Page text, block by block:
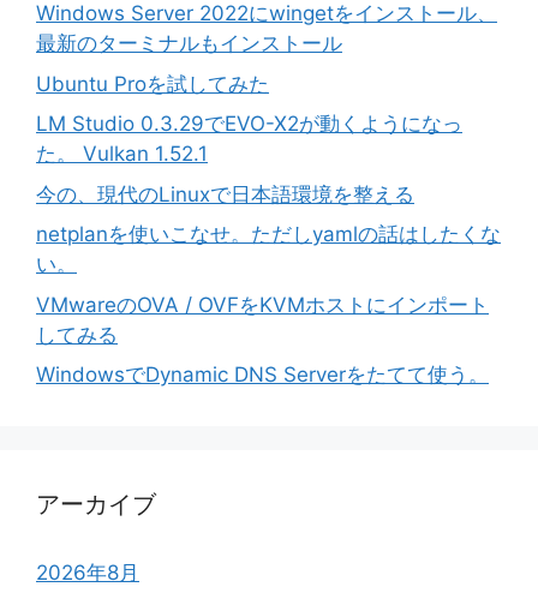
Windows Server 2022にwingetをインストール、
最新のターミナルもインストール
Ubuntu Proを試してみた
LM Studio 0.3.29でEVO-X2が動くようになっ
た。 Vulkan 1.52.1
今の、現代のLinuxで日本語環境を整える
netplanを使いこなせ。ただしyamlの話はしたくな
い。
VMwareのOVA / OVFをKVMホストにインポート
してみる
WindowsでDynamic DNS Serverをたてて使う。
アーカイブ
2026年8月